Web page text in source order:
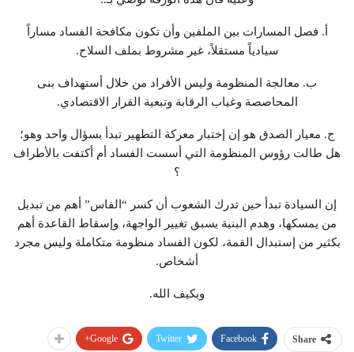
أ. فصل المسارات بين الملفين وأن تكون مكافحة الفساد مساراً
سيادياً مستقلاً، غير مشروط بملف السلاح.
ب. معالجة المنظومة وليس الأفراد من خلال أستهداف بنى
المحاصصة وغياب الرقابة وتبعية القرار الاقتصادي.
ج. معيار الصدق هو إن إختبار معركة التطهير تبدأ بسؤال واحد وهو؛
هل طالت رؤوس المنظومة التي أسست الفساد أم أكتفت بالأطراف
؟
إن السيادة تبدأ حين تدرك الشعوب أن كسر “الفاس” أهم من تبديل
من يمسكها، وهدم البنية يسبق تغيير الواجهة، وإسقاط القاعدة أهم
بكثير من إستبدال القمة، لكون الفساد منظومة متكاملة وليس مجرد
أشخاص.
وبكيف الله.
Share
Facebook
Twitter
Google+